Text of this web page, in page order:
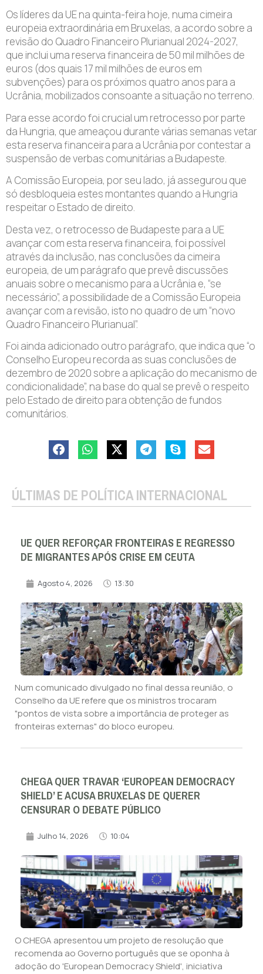
Os líderes da UE na quinta-feira hoje, numa cimeira
europeia extraordinária em Bruxelas, a acordo sobre a
revisão do Quadro Financeiro Plurianual 2024-2027,
que inclui uma reserva financeira de 50 mil milhões de
euros (dos quais 17 mil milhões de euros em
subvenções) para os próximos quatro anos para a
Ucrânia, mobilizados consoante a situação no terreno.
Para esse acordo foi crucial um retrocesso por parte
da Hungria, que ameaçou durante várias semanas vetar
esta reserva financeira para a Ucrânia por contestar a
suspensão de verbas comunitárias a Budapeste.
A Comissão Europeia, por seu lado, já assegurou que
só desbloqueia estes montantes quando a Hungria
respeitar o Estado de direito.
Desta vez, o retrocesso de Budapeste para a UE
avançar com esta reserva financeira, foi possível
através da inclusão, nas conclusões da cimeira
europeia, de um parágrafo que prevê discussões
anuais sobre o mecanismo para a Ucrânia e, “se
necessário”, a possibilidade de a Comissão Europeia
avançar com a revisão, isto no quadro de um “novo
Quadro Financeiro Plurianual”.
Foi ainda adicionado outro parágrafo, que indica que “o
Conselho Europeu recorda as suas conclusões de
dezembro de 2020 sobre a aplicação do mecanismo de
condicionalidade”, na base do qual se prevê o respeito
pelo Estado de direito para obtenção de fundos
comunitários.
ÚLTIMAS DE POLÍTICA INTERNACIONAL
UE QUER REFORÇAR FRONTEIRAS E REGRESSO
DE MIGRANTES APÓS CRISE EM CEUTA
Agosto 4, 2026 13:30
Num comunicado divulgado no final dessa reunião, o
Conselho da UE refere que os ministros trocaram
"pontos de vista sobre a importância de proteger as
fronteiras externas" do bloco europeu.
CHEGA QUER TRAVAR ‘EUROPEAN DEMOCRACY
SHIELD’ E ACUSA BRUXELAS DE QUERER
CENSURAR O DEBATE PÚBLICO
Julho 14, 2026 10:04
O CHEGA apresentou um projeto de resolução que
recomenda ao Governo português que se oponha à
adoção do 'European Democracy Shield', iniciativa